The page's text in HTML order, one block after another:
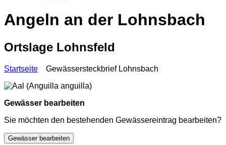
Angeln an der Lohnsbach
Ortslage Lohnsfeld
Startseite Gewässersteckbrief Lohnsbach
Gewässer bearbeiten
Sie möchten den bestehenden Gewässereintrag bearbeiten?
Gewässer bearbeiten